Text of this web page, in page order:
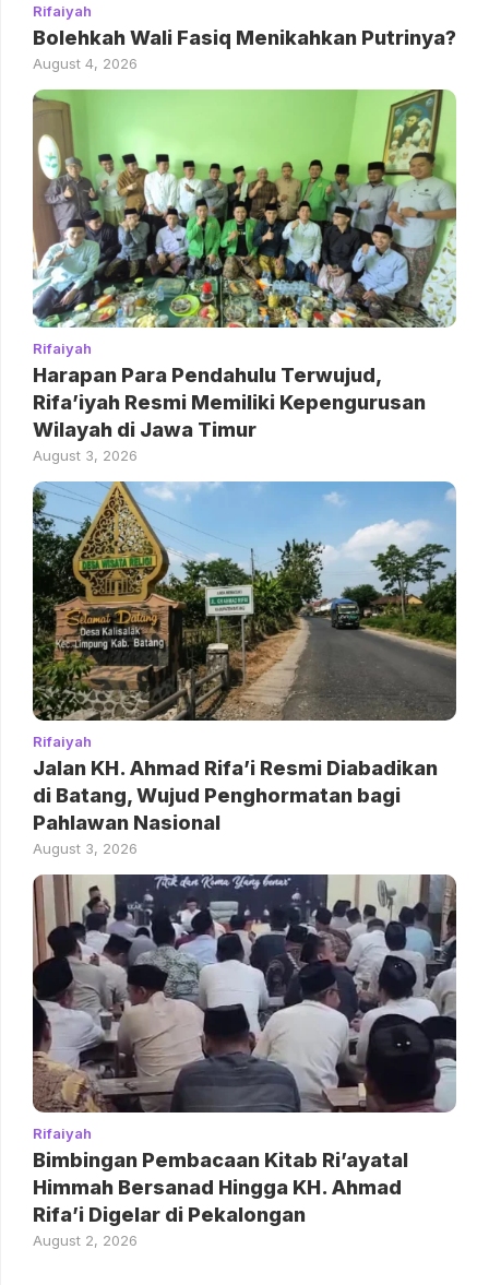
Rifaiyah
Bolehkah Wali Fasiq Menikahkan Putrinya?
August 4, 2026
Rifaiyah
Harapan Para Pendahulu Terwujud,
Rifa’iyah Resmi Memiliki Kepengurusan
Wilayah di Jawa Timur
August 3, 2026
Rifaiyah
Jalan KH. Ahmad Rifa’i Resmi Diabadikan
di Batang, Wujud Penghormatan bagi
Pahlawan Nasional
August 3, 2026
Rifaiyah
Bimbingan Pembacaan Kitab Ri’ayatal
Himmah Bersanad Hingga KH. Ahmad
Rifa’i Digelar di Pekalongan
August 2, 2026